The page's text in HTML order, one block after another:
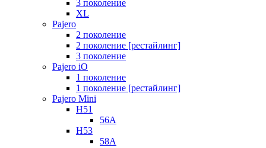
3 поколение
XL
Pajero
2 поколение
2 поколение [рестайлинг]
3 поколение
Pajero iO
1 поколение
1 поколение [рестайлинг]
Pajero Mini
H51
56A
H53
58A